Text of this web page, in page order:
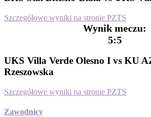
Szczegółowe wyniki na stronie PZTS
Wynik meczu:
5:5
UKS Villa Verde Olesno I vs KU
Rzeszowska
Szczegółowe wyniki na stronie PZTS
Zawodnicy